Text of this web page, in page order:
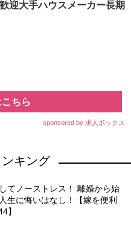
迎大手ハウスメーカー長期
ちら
sponsored by 求人ボックス
キング
てノーストレス！ 離婚から始
生に悔いはなし！【嫁を便利
】